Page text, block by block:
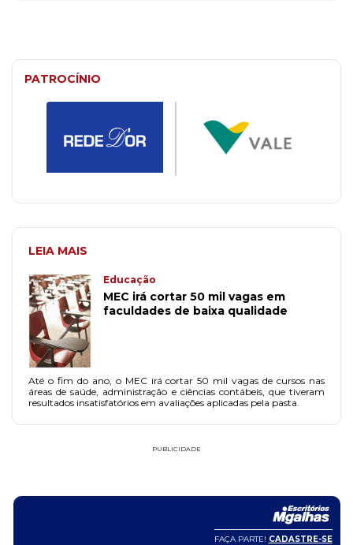
PATROCÍNIO
LEIA MAIS
Educação
MEC irá cortar 50 mil vagas em
faculdades de baixa qualidade
Até o fim do ano, o MEC irá cortar 50 mil vagas de cursos nas
áreas de saúde, administração e ciências contábeis, que tiveram
resultados insatisfatórios em avaliações aplicadas pela pasta.
PUBLICIDADE